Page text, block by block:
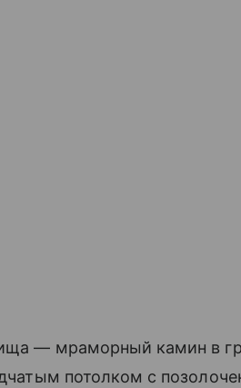
— мраморный камин в
потолком с